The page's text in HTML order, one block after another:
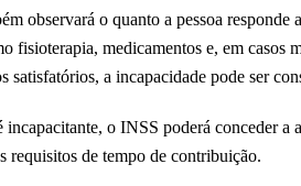
observará o quanto a pessoa responde
fisioterapia, medicamentos e, em casos
satisfatórios, a incapacidade pode ser
o INSS poderá conceder a
requisitos de tempo de contribuição.